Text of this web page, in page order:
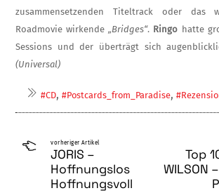
zusammen­setzenden Titeltrack oder das
Roadmovie wirkende„Bridges“. Ringo hatte
Sessions und der überträgt sich
(Universal)
#CD, #Postcards_from_Paradise,
vorheriger Artikel
JORIS –
Hoffnungslos
Hoffnungsvoll
Top
WILSON